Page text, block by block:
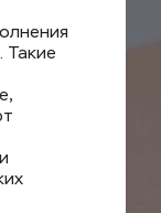
Такие